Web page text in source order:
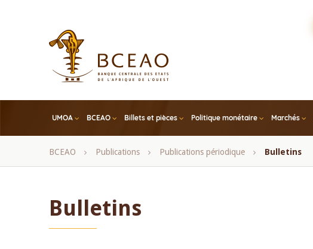
UMOA BCEAO Billets et pièces Politique monétaire Marchés
Fil
BCEAO Publications Publications périodique Bulletins
Bulletins